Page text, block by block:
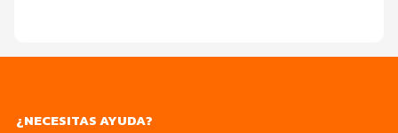
¿NECESITAS AYUDA?